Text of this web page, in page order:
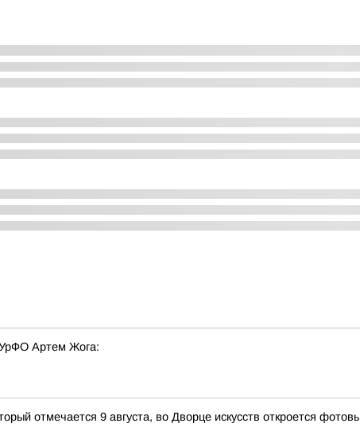
Артем Жога:
отмечается 9 августа, во Дворце искусств откроется